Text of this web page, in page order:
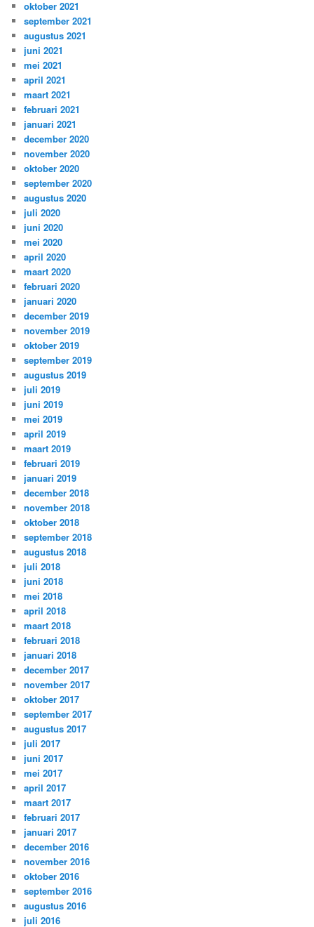
oktober 2021
september 2021
augustus 2021
juni 2021
mei 2021
april 2021
maart 2021
februari 2021
januari 2021
december 2020
november 2020
oktober 2020
september 2020
augustus 2020
juli 2020
juni 2020
mei 2020
april 2020
maart 2020
februari 2020
januari 2020
december 2019
november 2019
oktober 2019
september 2019
augustus 2019
juli 2019
juni 2019
mei 2019
april 2019
maart 2019
februari 2019
januari 2019
december 2018
november 2018
oktober 2018
september 2018
augustus 2018
juli 2018
juni 2018
mei 2018
april 2018
maart 2018
februari 2018
januari 2018
december 2017
november 2017
oktober 2017
september 2017
augustus 2017
juli 2017
juni 2017
mei 2017
april 2017
maart 2017
februari 2017
januari 2017
december 2016
november 2016
oktober 2016
september 2016
augustus 2016
juli 2016